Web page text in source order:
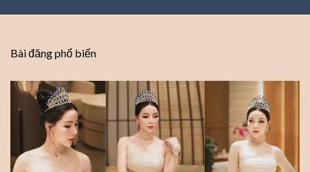
Bài đăng phổ biến